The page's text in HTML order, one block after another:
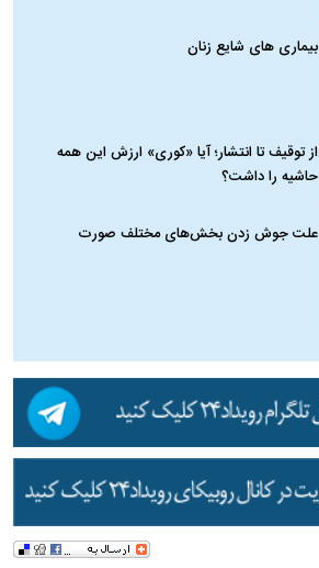
بیماری‌ های شایع زنان
از توقیف تا انتشار؛ آیا «کوری» ارزش این همه
حاشیه را داشت؟
علت جوش زدن بخش‌های مختلف صورت